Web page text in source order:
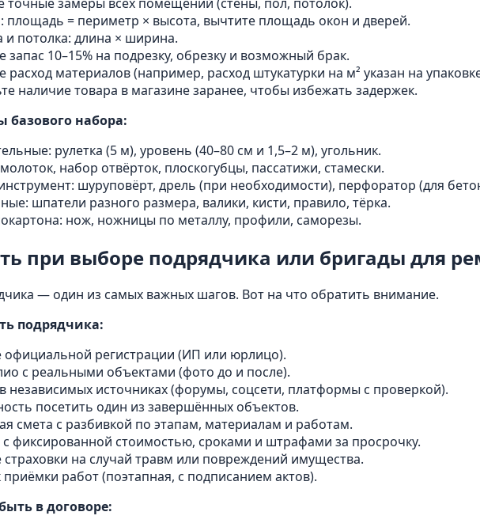
площадь = периметр × высота, вычтите площадь окон и дверей.
и потолка: длина × ширина.
запас 10–15% на подрезку, обрезку и возможный брак.
расход материалов (например, расход штукатурки на м² указан на
наличие товара в магазине заранее, чтобы избежать задержек.
базового набора:
рулетка (5 м), уровень (40–80 см и 1,5–2 м), угольник.
набор отвёрток, плоскогубцы, пассатижи, стамески.
шуруповёрт, дрель (при необходимости), перфоратор (для
шпатели разного размера, валики, кисти, правило, тёрка.
нож, ножницы по металлу, профили, саморезы.
при выборе подрядчика или бригады для
— один из самых важных шагов. Вот на что обратить внимание.
подрядчика:
официальной регистрации (ИП или юрлицо).
с реальными объектами (фото до и после).
независимых источниках (форумы, соцсети, платформы с проверкой).
посетить один из завершённых объектов.
смета с разбивкой по этапам, материалам и работам.
фиксированной стоимостью, сроками и штрафами за просрочку.
на случай травм или повреждений имущества.
работ (поэтапная, с подписанием актов).
в договоре: